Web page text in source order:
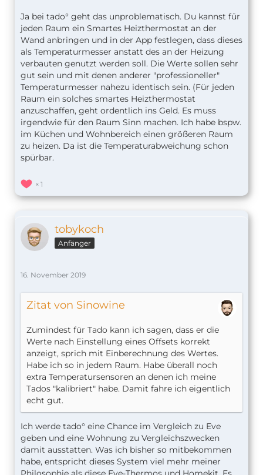
Ja bei tado° geht das unproblematisch. Du kannst für
jeden Raum ein Smartes Heizthermostat an der
Wand anbringen und in der App festlegen, dass dieses
als Temperaturmesser anstatt des an der Heizung
verbauten genutzt werden soll. Die Werte sollen sehr
gut sein und mit denen anderer "professioneller"
Temperaturmesser nahezu identisch sein. (Für jeden
Raum ein solches smartes Heizthermostat
anzuschaffen, geht ordentlich ins Geld. Es muss
irgendwie für den Raum Sinn machen. Ich habe bspw.
im Küchen und Wohnbereich einen größeren Raum
zu heizen. Da ist die Temperaturabweichung schon
spürbar.
1
tobykoch
Anfänger
16. November 2019
Zitat von Sinowine
Zumindest für Tado kann ich sagen, dass er die
Werte nach Einstellung eines Offsets korrekt
anzeigt, sprich mit Einberechnung des Wertes.
Habe ich so in jedem Raum. Habe überall noch
extra Temperatursensoren an denen ich meine
Tados "kalibriert" habe. Damit fahre ich eigentlich
echt gut.
Ich werde tado° eine Chance im Vergleich zu Eve
geben und eine Wohnung zu Vergleichszwecken
damit ausstatten. Was ich bisher so mitbekommen
habe, entspricht dieses System viel mehr meiner